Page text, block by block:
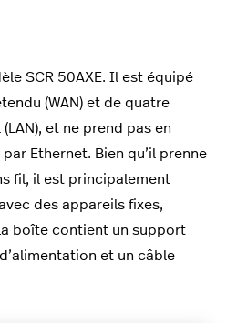
SCR 50AXE. Il est équipé
(WAN) et de quatre
et ne prend pas en
Ethernet. Bien qu’il prenne
fil, il est principalement
des appareils fixes,
boîte contient un support
et un câble